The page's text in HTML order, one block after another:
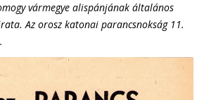
vármegye alispánjának általános
Az orosz katonai parancsnokság 11.